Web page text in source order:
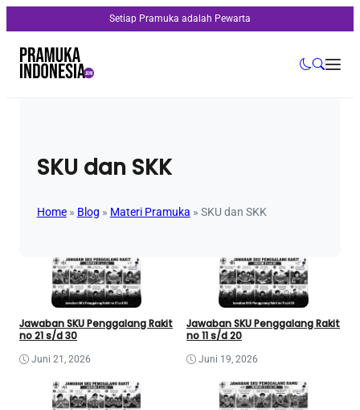
Setiap Pramuka adalah Pewarta
SKU dan SKK
Home» Blog » Materi Pramuka » SKU dan SKK
Jawaban SKU Penggalang Rakit
no 21 s/d 30
Juni 21, 2026
Jawaban SKU Penggalang Rakit
no 11 s/d 20
Juni 19, 2026